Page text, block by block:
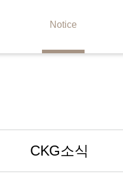
Notice
CKG소식